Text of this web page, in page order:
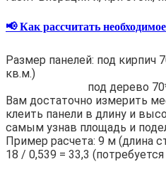
📢 Как рассчитать
Размер панелей: под кирпич
кв.м.)
под дерево 70*70
Вам достаточно измерить
клеить панели в длину и
самым узнав площадь и
Пример расчета: 9 м (длина
18 / 0,539 = 33,3